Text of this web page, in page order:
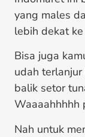
yang males
lebih dekat
Bisa juga
udah
balik setor
Waaaahhhhh
Nah untuk